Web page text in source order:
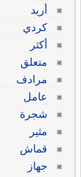
أريد
كردي
أكثر
متعلق
مرادف
عامل
شجرة
مثير
قماش
جهاز